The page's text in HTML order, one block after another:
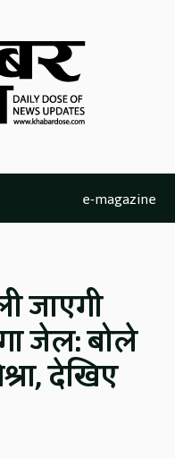
e-magazine
जाएगी
जेल: बोले
देखिए